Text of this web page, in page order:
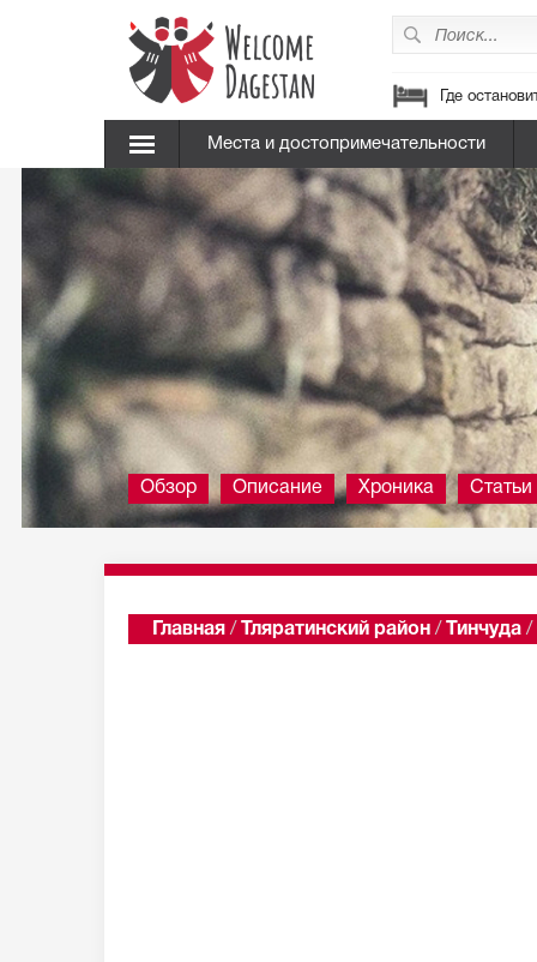
Где
Места и достопримечательности
Обзор Описание Хроника Статьи
Главная / Тляратинский район / Тинчуда /